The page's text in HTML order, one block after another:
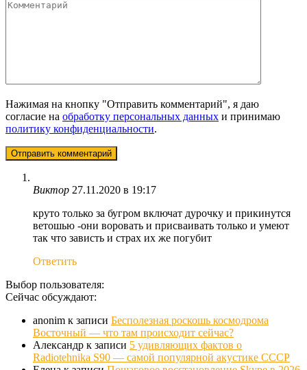
Нажимая на кнопку "Отправить комментарий", я даю
согласие на обработку персональных данных и принимаю
политику конфиденциальности.
Виктор 27.11.2020 в 19:17
круто только за бугром включат дурочку и прикинутся
ветошью -они воровать и присваивать только и умеют
так что зависть и страх их же погубит
Ответить
Выбор пользователя:
Сейчас обсуждают:
anonim к записи Бесполезная роскошь космодрома
Восточный — что там происходит сейчас?
Александр к записи 5 удивляющих фактов о
Radiotehnika S90 — самой популярной акустике СССР